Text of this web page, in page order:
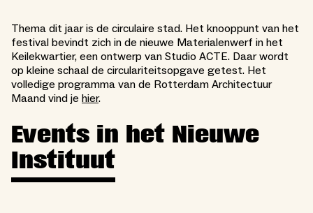
Thema dit jaar is de circulaire stad. Het knooppunt van het
festival bevindt zich in de nieuwe Materialenwerf in het
Keilekwartier, een ontwerp van Studio ACTE. Daar wordt
op kleine schaal de circulariteitsopgave getest. Het
volledige programma van de Rotterdam Architectuur
Maand vind je hier.
Events in het Nieuwe
Instituut